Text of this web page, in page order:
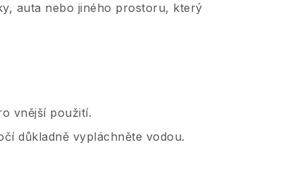
auta nebo jiného prostoru, který
vnější použití.
důkladně vypláchněte vodou.